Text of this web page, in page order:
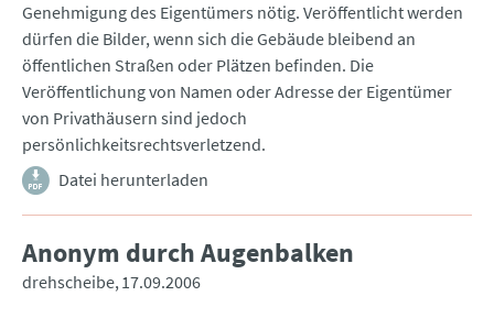
Genehmigung des Eigentümers nötig. Veröffentlicht werden
dürfen die Bilder, wenn sich die Gebäude bleibend an
öffentlichen Straßen oder Plätzen befinden. Die
Veröffentlichung von Namen oder Adresse der Eigentümer
von Privathäusern sind jedoch
persönlichkeitsrechtsverletzend.
Datei herunterladen
Anonym durch Augenbalken
drehscheibe 17.09.2006